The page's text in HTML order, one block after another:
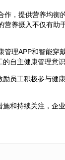
，提供营养均衡
养摄入不仅有助
理APP和智能穿
自主健康管理意识
员工积极参与健
和持续关注，企